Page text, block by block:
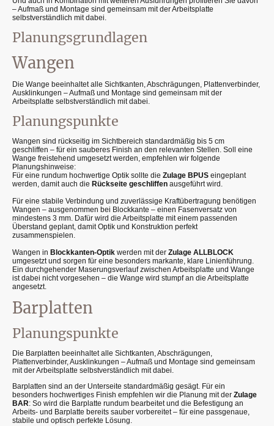
– Aufmaß und Montage sind gemeinsam mit der Arbeitsplatte
selbstverständlich mit dabei.
Planungsgrundlagen
Wangen
Die Wange beeinhaltet alle Sichtkanten, Abschrägungen, Plattenverbinder,
Ausklinkungen – Aufmaß und Montage sind gemeinsam mit der
Arbeitsplatte selbstverständlich mit dabei.
Planungspunkte
Wangen sind rückseitig im Sichtbereich standardmäßig bis 5 cm
geschliffen – für ein sauberes Finish an den relevanten Stellen. Soll eine
Wange freistehend umgesetzt werden, empfehlen wir folgende
Planungshinweise:
Für eine rundum hochwertige Optik sollte die Zulage BPUS eingeplant
werden, damit auch die Rückseite geschliffen ausgeführt wird.
Für eine stabile Verbindung und zuverlässige Kraftübertragung benötigen
Wangen – ausgenommen bei Blockkante – einen Fasenversatz von
mindestens 3 mm. Dafür wird die Arbeitsplatte mit einem passenden
Überstand geplant, damit Optik und Konstruktion perfekt
zusammenspielen.
Wangen in Blockkanten-Optik werden mit der Zulage ALLBLOCK
umgesetzt und sorgen für eine besonders markante, klare Linienführung.
Ein durchgehender Maserungsverlauf zwischen Arbeitsplatte und Wange
ist dabei nicht vorgesehen – die Wange wird stumpf an die Arbeitsplatte
angesetzt.
Barplatten
Planungspunkte
Die Barplatten beeinhaltet alle Sichtkanten, Abschrägungen,
Plattenverbinder, Ausklinkungen – Aufmaß und Montage sind gemeinsam
mit der Arbeitsplatte selbstverständlich mit dabei.
Barplatten sind an der Unterseite standardmäßig gesägt. Für ein
besonders hochwertiges Finish empfehlen wir die Planung mit der Zulage
BAR: So wird die Barplatte rundum bearbeitet und die Befestigung an
Arbeits- und Barplatte bereits sauber vorbereitet – für eine passgenaue,
stabile und optisch perfekte Lösung.